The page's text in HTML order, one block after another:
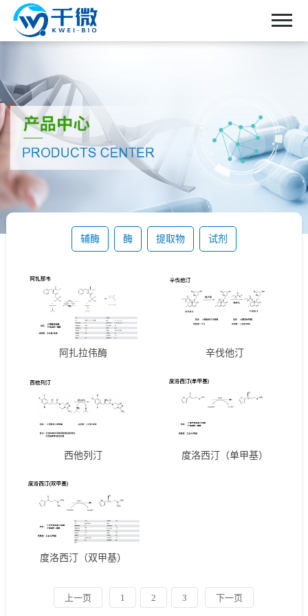
辅酶 酶 提取物 试剂
阿扎拉伟酶 辛伐他汀
西他列汀 度洛西汀（单甲基）
度洛西汀（双甲基）
上一页 1 2 3 下一页
联系我们